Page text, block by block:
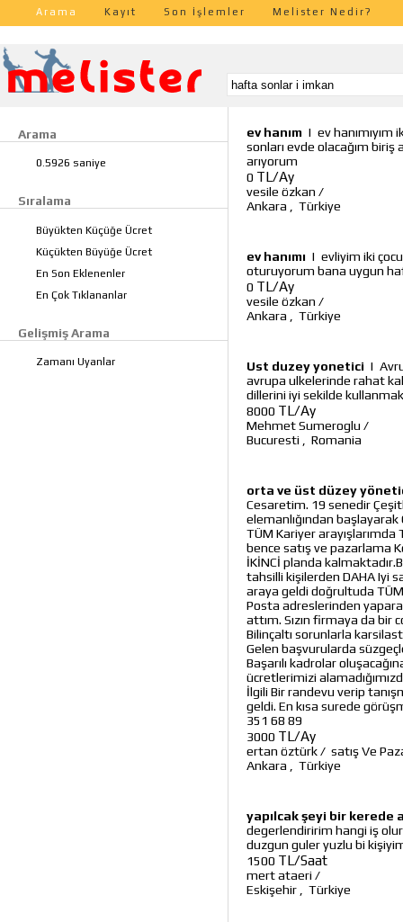
Arama Kayıt Son İşlemler Melister Nedir?
Arama
0.5926 saniye
Sıralama
Büyükten Küçüğe Ücret
Küçükten Büyüğe Ücret
En Son Eklenenler
En Çok Tıklananlar
Gelişmiş Arama
Zamanı Uyanlar
ev hanım | ev
sonları evde olacağım
arıyorum
0 TL/Ay
vesile özkan /
Ankara
Türkiye
ev hanımı | evliyim iki
oturuyorum bana uygun
0 TL/Ay
vesile özkan /
Ankara
Türkiye
Ust duzey yonetici |
avrupa ulkelerinde rahat
dillerini iyi sekilde
8000 TL/Ay
Mehmet Sumeroglu /
Bucuresti
Romania
orta ve üst düzey
Cesaretim. 19 senedir
elemanlığından
TÜM Kariyer arayışlarımda
bence satış ve pazarlama
İKİNCİ planda
tahsilli kişilerden DAHA Iyi
araya geldi doğrultuda TÜM
Posta adreslerinden
attım. Sızın firmaya da bir
Bilinçaltı sorunlarla
Gelen başvurularda
Başarılı kadrolar
ücretlerimizi
İlgili Bir randevu verip
geldi. En kısa surede
351 68 89
3000 TL/Ay
ertan öztürk/ satış Ve
Ankara
Türkiye
yapılcak şeyi bir kerede
degerlendiririm hangi iş
duzgun guler yuzlu bi
1500 TL/Saat
mert ataeri /
Eskişehir
Türkiye